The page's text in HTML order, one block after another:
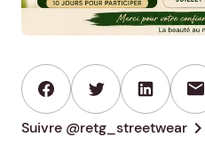
mail
Suivre @retg_streetwear chevron_right